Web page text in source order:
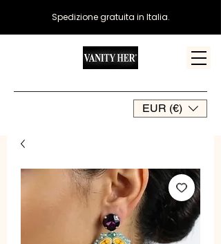
EUR (€)
Spedizione gratuita in Italia.